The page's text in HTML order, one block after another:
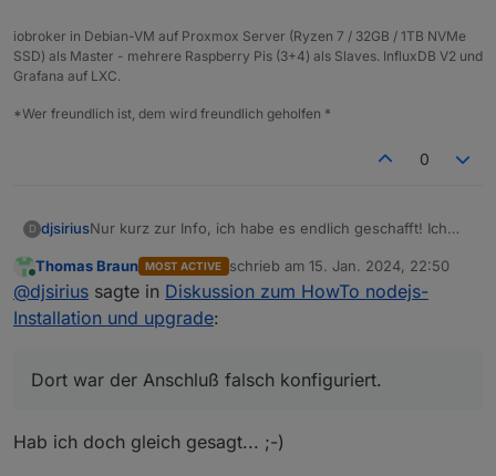
iobroker in Debian-VM auf Proxmox Server (Ryzen 7 / 32GB / 1TB NVMe
SSD) als Master - mehrere Raspberry Pis (3+4) als Slaves. InfluxDB V2 und
Grafana auf LXC.
*Wer freundlich ist, dem wird freundlich geholfen *
0
D djsiriusNur kurz zur Info, ich habe es endlich geschafft! Ich
Fritzbox getauscht habe, übernommen. Dort war der
Anschluß falsch konfiguriert. Nun funktioniert IPv6 und
somit auch Nodejs und Npm.
Vielen Dank an alle, die mir geholfen haben!
Online
Thomas Braun MOST ACTIVE schrieb am 15. Jan. 2024, 22:50
zuletzt editiert von
@djsirius sagte in Diskussion zum HowTo nodejs-
Installation und upgrade:
Dort war der Anschluß falsch konfiguriert.
Hab ich doch gleich gesagt... ;-)